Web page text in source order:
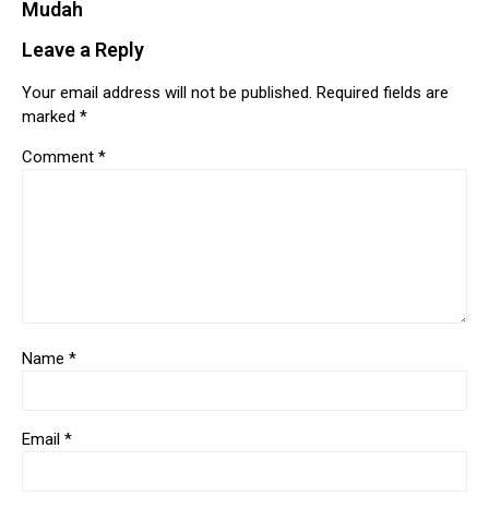
Mudah
Leave a Reply
Your email address will not be published. Required fields are
marked *
Comment *
Name *
Email *